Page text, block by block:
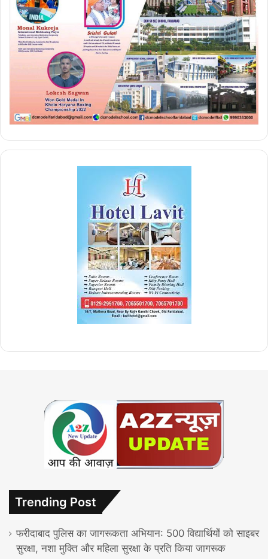
Trending Post
फरीदाबाद पुलिस का जागरूकता अभियान: 500 विद्यार्थियों को साइबर
सुरक्षा, नशा मुक्ति और महिला सुरक्षा के प्रति किया जागरूक